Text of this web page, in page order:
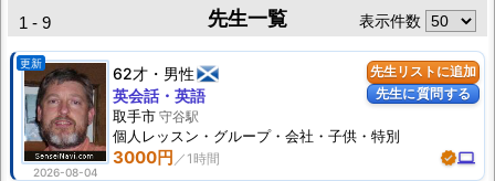
先生一覧
1 - 9 表示件数
先生リストに追加
先生に質問する
更新
2026-08-04
62才 男性
3000円 verifiedcomputer
英会話・英語
取手市 守谷駅
個人 レッスン ・グループ・会社・子供・特別